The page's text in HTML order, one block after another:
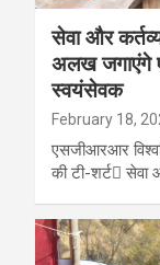
सेवा और
अलख जगाएंगे
स्वयंसेवक
February 18,
एसजीआरआर
की टी-शर्ट सेवा